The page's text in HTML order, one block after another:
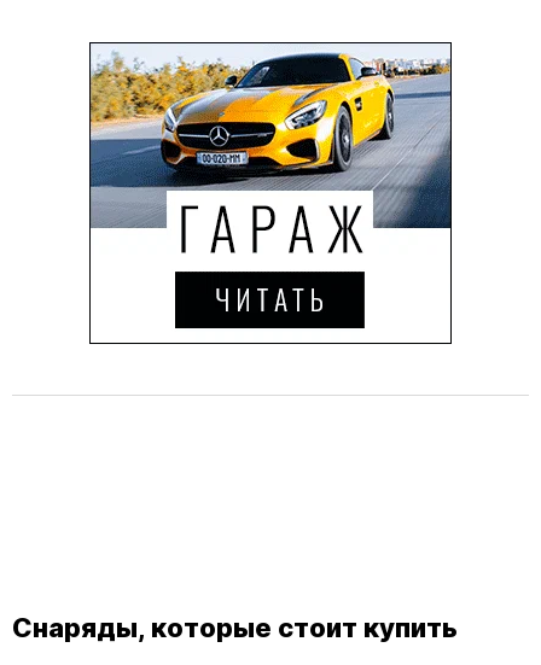
Снаряды, которые стоит купить